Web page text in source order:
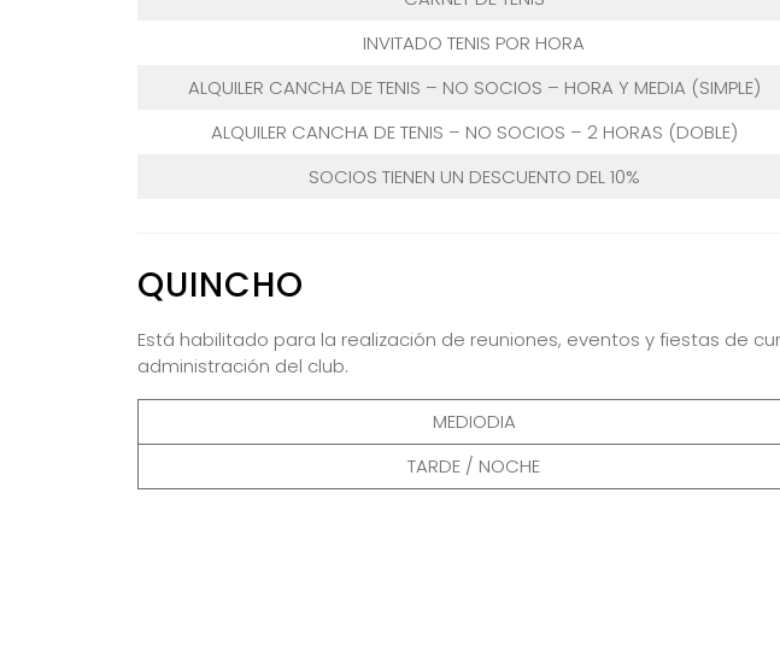
INVITADO TENIS POR HORA
ALQUILER CANCHA DE TENIS – NO SOCIOS – HORA Y MEDIA (SIMPLE)
ALQUILER CANCHA DE TENIS – NO SOCIOS – 2 HORAS (DOBLE)
SOCIOS TIENEN UN DESCUENTO DEL 10%
QUINCHO
Está habilitado para la realización de reuniones, eventos y fiestas de
administración del club.
MEDIODIA
TARDE / NOCHE